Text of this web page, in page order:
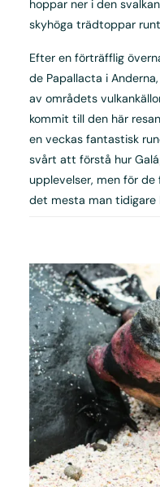
hoppar ner i den
skyhöga trädtoppar
Efter en förträfflig
de Papallacta i
av områdets
kommit till den här
en veckas fantastisk
svårt att förstå hur
upplevelser, men för de
det mesta man tidigare